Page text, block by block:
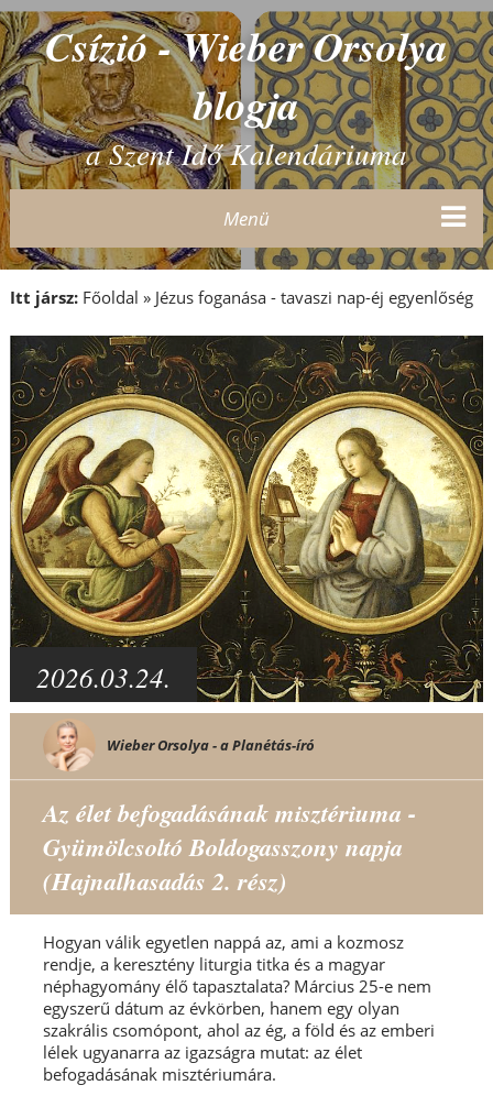
Csízió - Wieber Orsolya
blogja
a Szent Idő Kalendáriuma
Menü
Itt jársz: Főoldal » Jézus foganása - tavaszi nap-éj egyenlőség
2026.03.24.
Wieber Orsolya - a Planétás-író
Az élet befogadásának misztériuma -
Gyümölcsoltó Boldogasszony napja
(Hajnalhasadás 2. rész)
Hogyan válik egyetlen nappá az, ami a kozmosz
rendje, a keresztény liturgia titka és a magyar
néphagyomány élő tapasztalata? Március 25-e nem
egyszerű dátum az évkörben, hanem egy olyan
szakrális csomópont, ahol az ég, a föld és az emberi
lélek ugyanarra az igazságra mutat: az élet
befogadásának misztériumára.